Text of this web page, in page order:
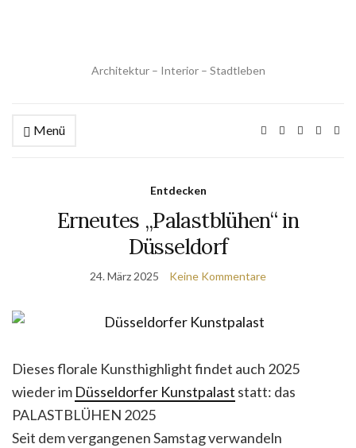
Architektur – Interior – Stadtleben
Menü
Entdecken
Erneutes „Palastblühen“ in
Düsseldorf
24. März 2025 Keine Kommentare
Dieses florale Kunsthighlight findet auch 2025
wieder im Düsseldorfer Kunstpalast statt: das
PALASTBLÜHEN 2025
Seit dem vergangenen Samstag verwandeln